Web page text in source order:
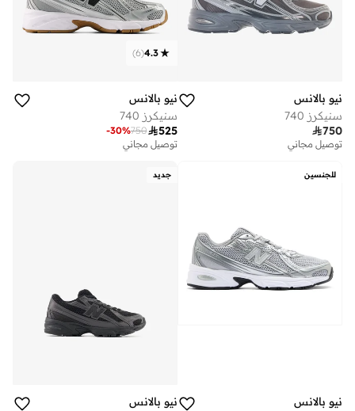
نيو بالانس
سنيكرز 740
750
توصيل مجاني
4.3
(
6
)
نيو بالانس
سنيكرز 740
525
750
-30%
توصيل مجاني
للجنسين
نيو بالانس
جديد
نيو بالانس